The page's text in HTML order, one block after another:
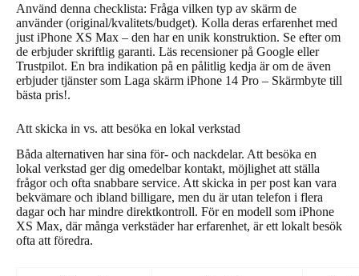
Använd denna checklista: Fråga vilken typ av skärm de
använder (original/kvalitets/budget). Kolla deras erfarenhet med
just iPhone XS Max – den har en unik konstruktion. Se efter om
de erbjuder skriftlig garanti. Läs recensioner på Google eller
Trustpilot. En bra indikation på en pålitlig kedja är om de även
erbjuder tjänster som Laga skärm iPhone 14 Pro – Skärmbyte till
bästa pris!.
Att skicka in vs. att besöka en lokal verkstad
Båda alternativen har sina för- och nackdelar. Att besöka en
lokal verkstad ger dig omedelbar kontakt, möjlighet att ställa
frågor och ofta snabbare service. Att skicka in per post kan vara
bekvämare och ibland billigare, men du är utan telefon i flera
dagar och har mindre direktkontroll. För en modell som iPhone
XS Max, där många verkstäder har erfarenhet, är ett lokalt besök
ofta att föredra.